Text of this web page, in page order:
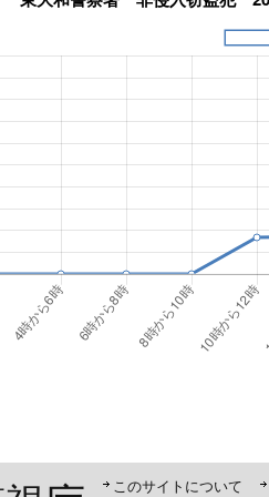
このサイトについて